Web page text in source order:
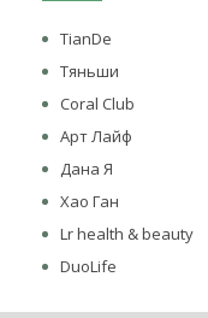
TianDe
Тяньши
Coral Club
Арт Лайф
Дана Я
Хао Ган
Lr health & beauty
DuoLife